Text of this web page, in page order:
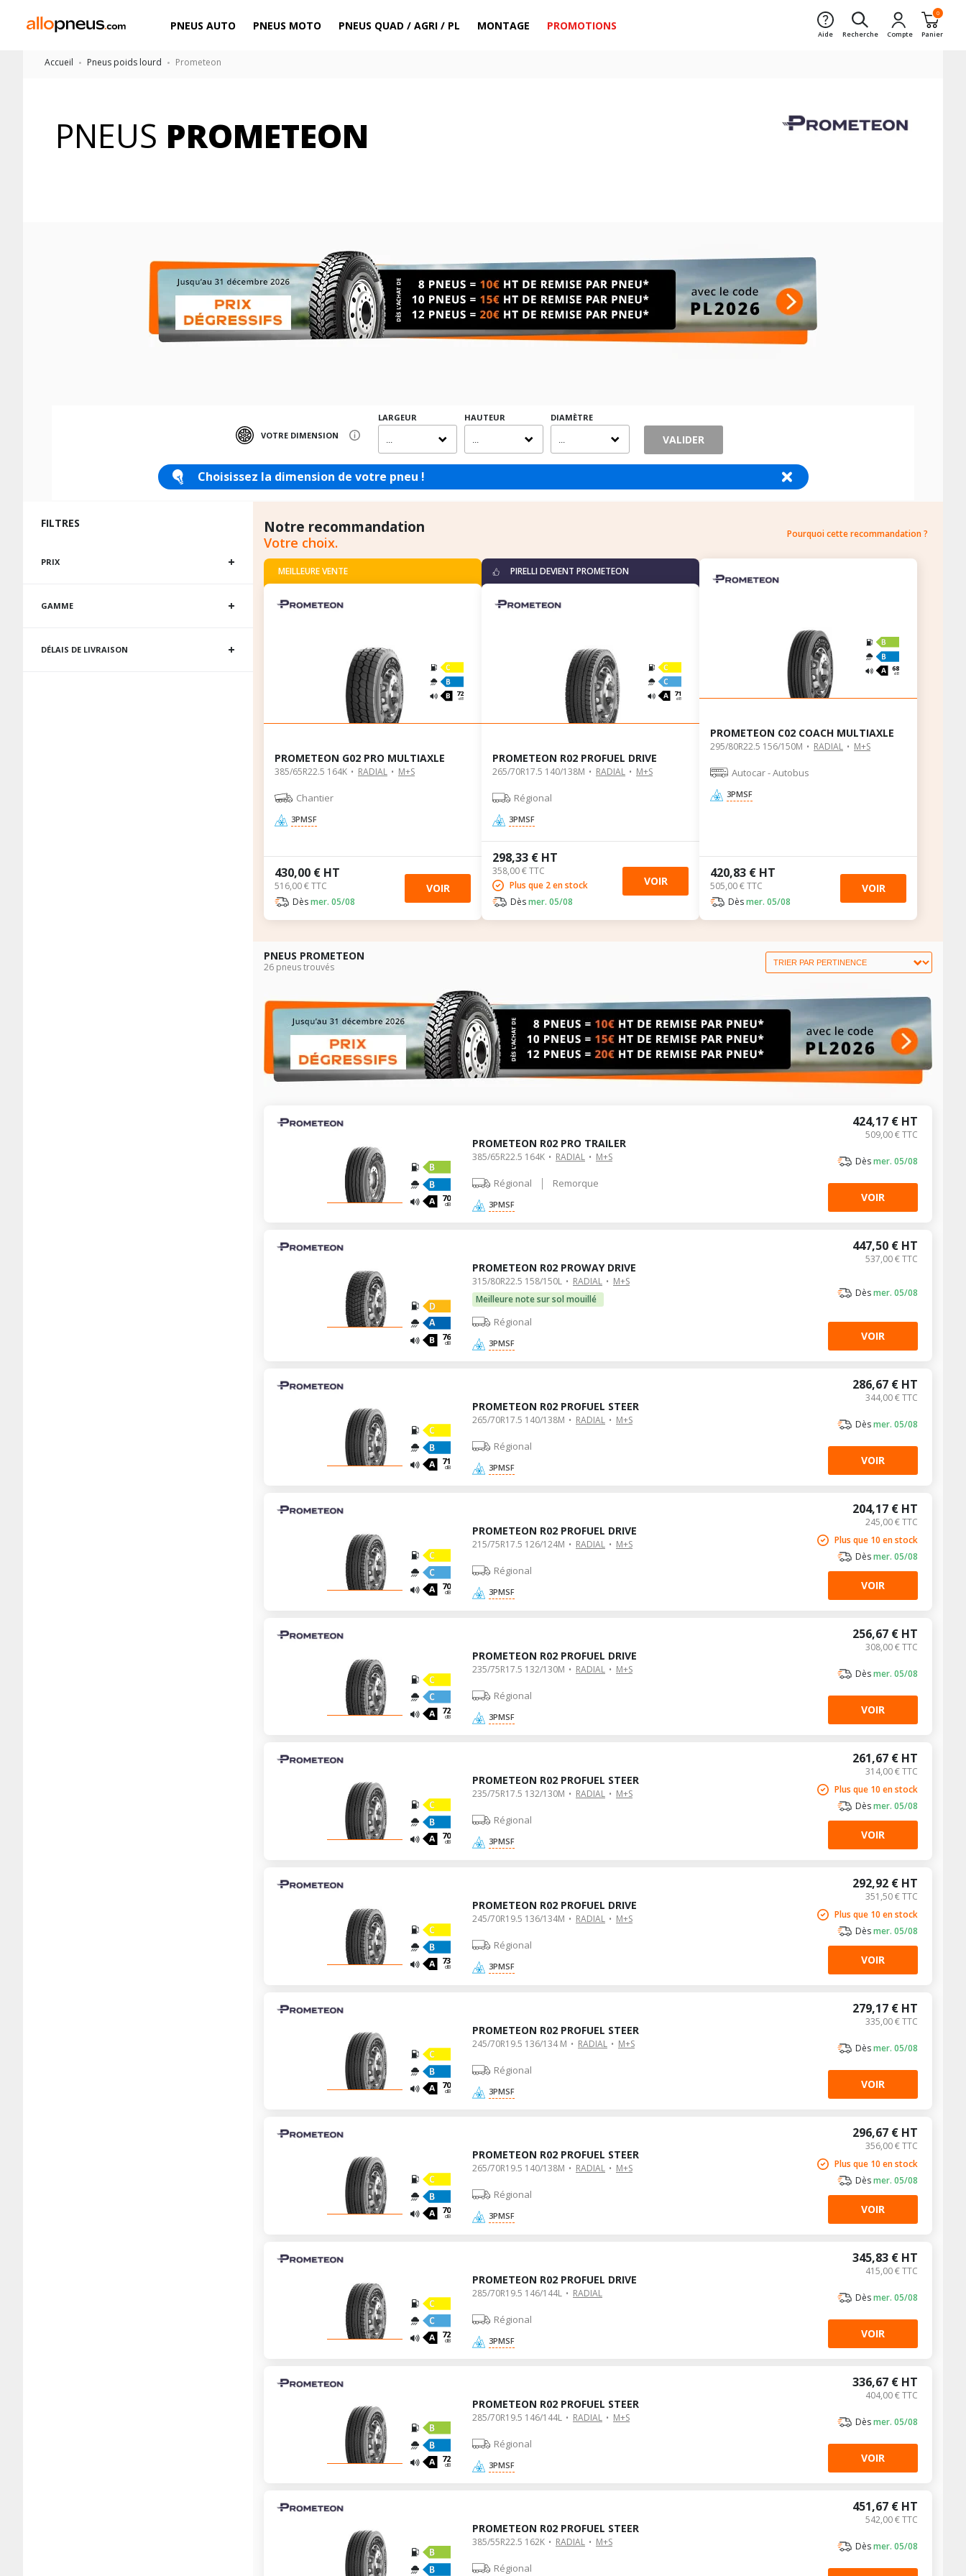
PNEUS AUTO PNEUS MOTO PNEUS QUAD / AGRI / PL MONTAGE PROMOTIONS
Aide Recherche Compte
0
Panier
Accueil Pneus poids lourd Prometeon
PNEUS PROMETEON
VOTRE DIMENSION
LARGEUR
...
HAUTEUR
...
DIAMÈTRE
... VALIDER
Choisissez la dimension de votre pneu !
FILTRES
PRIX
GAMME
DÉLAIS DE LIVRAISON
Notre recommandation
Votre choix.
Pourquoi cette recommandation ?
MEILLEURE VENTE
72
dB
PROMETEON G02 PRO MULTIAXLE
385/65R22.5 164K RADIAL M+S
Chantier
3PMSF
430,00 € HT
516,00 € TTC
Dèsmer. 05/08
VOIR
PIRELLI DEVIENT PROMETEON
71
dB
PROMETEON R02 PROFUEL DRIVE
265/70R17.5 140/138M RADIAL M+S
Régional
3PMSF
298,33 € HT
358,00 € TTC
Plus que 2 en stock
Dèsmer. 05/08
VOIR
68
dB
PROMETEON C02 COACH MULTIAXLE
295/80R22.5 156/150M RADIAL M+S
Autocar - Autobus
3PMSF
420,83 € HT
505,00 € TTC
Dèsmer. 05/08
VOIR
PNEUS PROMETEON
26 pneus trouvés
70
dB
PROMETEON R02 PRO TRAILER
385/65R22.5 164K RADIAL M+S
Régional | Remorque
3PMSF
424,17 € HT
509,00 € TTC
Dèsmer. 05/08
VOIR
76
dB
PROMETEON R02 PROWAY DRIVE
315/80R22.5 158/150L RADIAL
M+S
Meilleure note sur sol mouillé
Régional
3PMSF
447,50 € HT
537,00 € TTC
Dèsmer. 05/08
VOIR
71
dB
PROMETEON R02 PROFUEL STEER
265/70R17.5 140/138M RADIAL M+S
Régional
3PMSF
286,67 € HT
344,00 € TTC
Dèsmer. 05/08
VOIR
70
dB
PROMETEON R02 PROFUEL DRIVE
215/75R17.5 126/124M RADIAL M+S
Régional
3PMSF
204,17 € HT
245,00 € TTC
Plus que 10 en stock
Dèsmer. 05/08
VOIR
72
dB
PROMETEON R02 PROFUEL DRIVE
235/75R17.5 132/130M RADIAL M+S
Régional
3PMSF
256,67 € HT
308,00 € TTC
Dèsmer. 05/08
VOIR
70
dB
PROMETEON R02 PROFUEL STEER
235/75R17.5 132/130M RADIAL M+S
Régional
3PMSF
261,67 € HT
314,00 € TTC
Plus que 10 en stock
Dèsmer. 05/08
VOIR
73
dB
PROMETEON R02 PROFUEL DRIVE
245/70R19.5 136/134M RADIAL M+S
Régional
3PMSF
292,92 € HT
351,50 € TTC
Plus que 10 en stock
Dèsmer. 05/08
VOIR
70
dB
PROMETEON R02 PROFUEL STEER
245/70R19.5 136/134 M RADIAL M+S
Régional
3PMSF
279,17 € HT
335,00 € TTC
Dèsmer. 05/08
VOIR
70
dB
PROMETEON R02 PROFUEL STEER
265/70R19.5 140/138M RADIAL M+S
Régional
3PMSF
296,67 € HT
356,00 € TTC
Plus que 10 en stock
Dèsmer. 05/08
VOIR
72
dB
PROMETEON R02 PROFUEL DRIVE
285/70R19.5 146/144L RADIAL
Régional
3PMSF
345,83 € HT
415,00 € TTC
Dèsmer. 05/08
VOIR
72
dB
PROMETEON R02 PROFUEL STEER
285/70R19.5 146/144L RADIAL M+S
Régional
3PMSF
336,67 € HT
404,00 € TTC
Dèsmer. 05/08
VOIR
PROMETEON R02 PROFUEL STEER
385/55R22.5 162K RADIAL M+S
Régional
451,67 € HT
542,00 € TTC
Dèsmer. 05/08